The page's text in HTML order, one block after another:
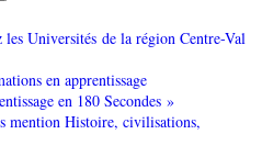
les Universités de la région Centre-Val
en apprentissage
en 180 Secondes »
mention Histoire, civilisations,